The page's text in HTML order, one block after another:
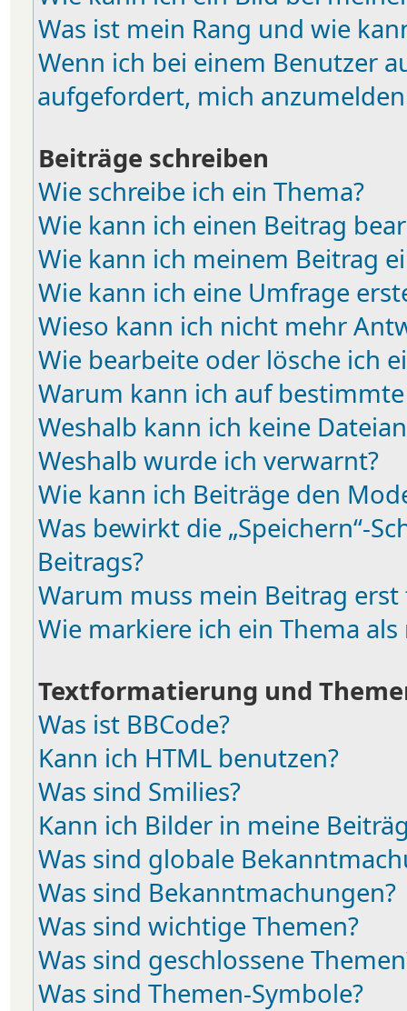
Was ist mein Rang und wie
Wenn ich bei einem Benutzer
aufgefordert, mich
Beiträge schreiben
Wie schreibe ich ein Thema?
Wie kann ich einen Beitrag
Wie kann ich meinem Beitrag
Wie kann ich eine Umfrage
Wieso kann ich nicht mehr
Wie bearbeite oder lösche ich
Warum kann ich auf
Weshalb kann ich keine
Weshalb wurde ich verwarnt?
Wie kann ich Beiträge den
Was bewirkt die „Speichern“-
Beitrags?
Warum muss mein Beitrag
Wie markiere ich ein Thema als
Textformatierung und
Was ist BBCode?
Kann ich HTML benutzen?
Was sind Smilies?
Kann ich Bilder in meine
Was sind globale
Was sind Bekanntmachungen?
Was sind wichtige Themen?
Was sind geschlossene
Was sind Themen-Symbole?